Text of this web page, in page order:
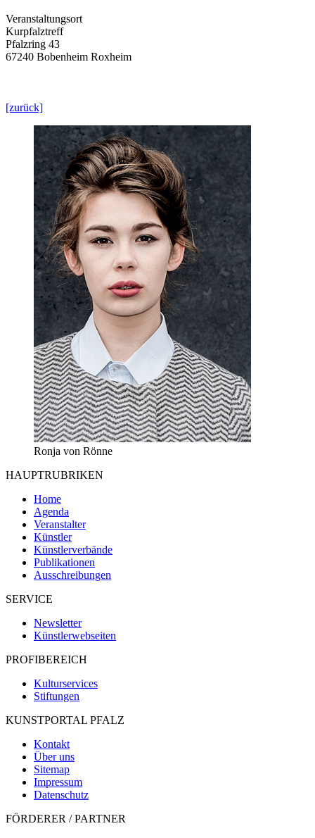
Veranstaltungsort
Kurpfalztreff
Pfalzring 43
67240 Bobenheim Roxheim
[zurück]
Ronja von Rönne
HAUPTRUBRIKEN
Home
Agenda
Veranstalter
Künstler
Künstlerverbände
Publikationen
Ausschreibungen
SERVICE
Newsletter
Künstlerwebseiten
PROFIBEREICH
Kulturservices
Stiftungen
KUNSTPORTAL PFALZ
Kontakt
Über uns
Sitemap
Impressum
Datenschutz
FÖRDERER / PARTNER